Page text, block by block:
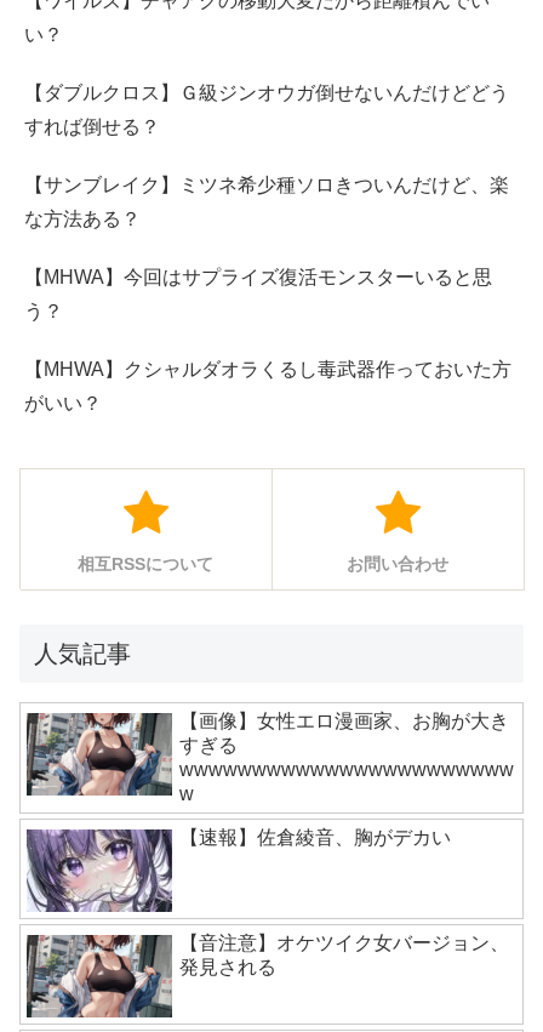
い？
【ダブルクロス】Ｇ級ジンオウガ倒せないんだけどどう
すれば倒せる？
【サンブレイク】ミツネ希少種ソロきついんだけど、楽
な方法ある？
【MHWA】今回はサプライズ復活モンスターいると思
う？
【MHWA】クシャルダオラくるし毒武器作っておいた方
がいい？
相互RSSについて お問い合わせ
人気記事
【画像】女性エロ漫画家、お胸が大き
すぎる
wwwwwwwwwwwwwwwwwwwwwww
w
【速報】佐倉綾音、胸がデカい
【音注意】オケツイク女バージョン、
発見される